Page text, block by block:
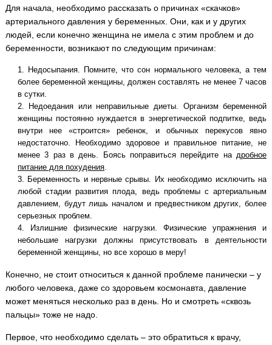
Для начала, необходимо рассказать о причинах «скачков»
артериального давления у беременных. Они, как и у других
людей, если конечно женщина не имела с этим проблем и до
беременности, возникают по следующим причинам:
Недосыпания. Помните, что сон нормального человека, а тем
более беременной женщины, должен составлять не менее 7 часов
в сутки.
Недоедания или неправильные диеты. Организм беременной
женщины постоянно нуждается в энергетической подпитке, ведь
внутри нее «строится» ребенок, и обычных перекусов явно
недостаточно. Необходимо здоровое и правильное питание, не
менее 3 раз в день. Боясь поправиться перейдите надробное
питание для похудения.
Беременность и нервные срывы. Их необходимо исключить на
любой стадии развития плода, ведь проблемы с артериальным
давлением, будут лишь началом и предвестником других, более
серьезных проблем.
Излишние физические нагрузки. Физические упражнения и
небольшие нагрузки должны присутствовать в деятельности
беременной женщины, но все хорошо в меру!
Конечно, не стоит относиться к данной проблеме панически – у
любого человека, даже со здоровьем космонавта, давление
может меняться несколько раз в день. Но и смотреть «сквозь
пальцы» тоже не надо.
Первое, что необходимо сделать – это обратиться к врачу,